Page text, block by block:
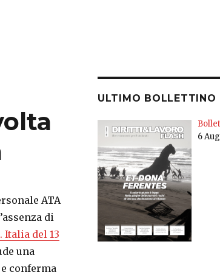
ATA
di
Italia del 13
una
conferma
ULTIMO BOLLETTINO
6